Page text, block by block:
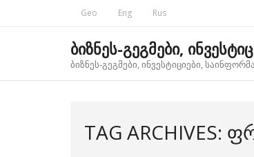
Geo Eng Rus
ბიზნეს-გეგმები,
ბიზნეს-გეგმები, ინვესტიციები,
TAG ARCHIVES: